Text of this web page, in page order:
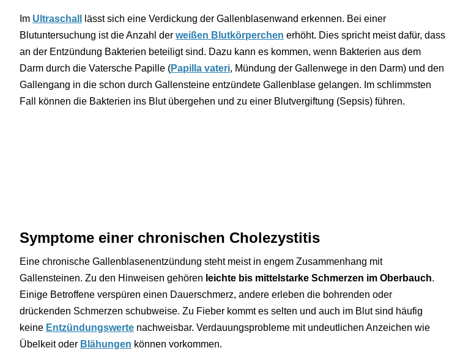
Im Ultraschall
lässt sich eine Verdickung der Gallenblasenwand erkennen. Bei einer
Blutuntersuchung ist die Anzahl der weißen Blutkörperchen erhöht. Dies spricht meist dafür, dass
an der Entzündung Bakterien beteiligt sind. Dazu kann es kommen, wenn Bakterien aus dem
Darm durch die Vatersche Papille (Papilla vateri, Mündung der Gallenwege in den Darm) und den
Gallengang in die schon durch Gallensteine entzündete Gallenblase gelangen. Im schlimmsten
Fall können die Bakterien ins Blut übergehen und zu einer Blutvergiftung (Sepsis) führen.
Symptome einer chronischen Cholezystitis
Eine chronische Gallenblasenentzündung steht meist in engem Zusammenhang mit
Gallensteinen. Zu den Hinweisen gehören leichte bis mittelstarke Schmerzen im Oberbauch.
Einige Betroffene verspüren einen Dauerschmerz, andere erleben die bohrenden oder
drückenden Schmerzen schubweise. Zu Fieber kommt es selten und auch im Blut sind häufig
keine Entzündungswerte nachweisbar. Verdauungsprobleme mit undeutlichen Anzeichen wie
Übelkeit oder Blähungen können vorkommen.